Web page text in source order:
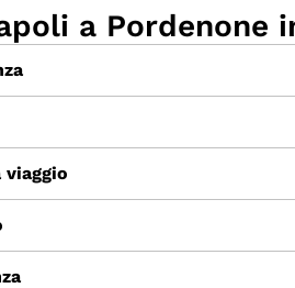
a Pordenone
viaggio